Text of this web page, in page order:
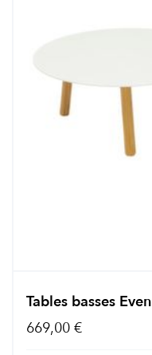
Tables basses Even
669,00 €